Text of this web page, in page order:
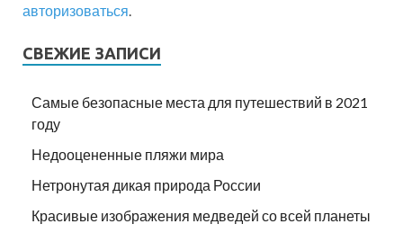
авторизоваться
СВЕЖИЕ ЗАПИСИ
Самые безопасные места для путешествий в 2021
году
Недооцененные пляжи мира
Нетронутая дикая природа России
Красивые изображения медведей со всей планеты